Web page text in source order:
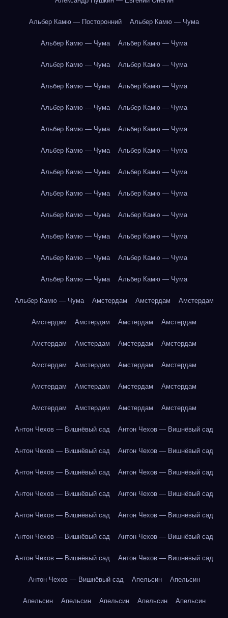
Альбер Камю — Посторонний Альбер Камю — Чума
Альбер Камю — Чума Альбер Камю — Чума
Альбер Камю — Чума Альбер Камю — Чума
Альбер Камю — Чума Альбер Камю — Чума
Альбер Камю — Чума Альбер Камю — Чума
Альбер Камю — Чума Альбер Камю — Чума
Альбер Камю — Чума Альбер Камю — Чума
Альбер Камю — Чума Альбер Камю — Чума
Альбер Камю — Чума Альбер Камю — Чума
Альбер Камю — Чума Альбер Камю — Чума
Альбер Камю — Чума Альбер Камю — Чума
Альбер Камю — Чума Альбер Камю — Чума
Альбер Камю — Чума Альбер Камю — Чума
Альбер Камю — Чума Амстердам Амстердам Амстердам
Амстердам Амстердам Амстердам Амстердам
Амстердам Амстердам Амстердам Амстердам
Амстердам Амстердам Амстердам Амстердам
Амстердам Амстердам Амстердам Амстердам
Амстердам Амстердам Амстердам Амстердам
Антон Чехов — Вишнёвый сад Антон Чехов — Вишнёвый сад
Антон Чехов — Вишнёвый сад Антон Чехов — Вишнёвый сад
Антон Чехов — Вишнёвый сад Антон Чехов — Вишнёвый сад
Антон Чехов — Вишнёвый сад Антон Чехов — Вишнёвый сад
Антон Чехов — Вишнёвый сад Антон Чехов — Вишнёвый сад
Антон Чехов — Вишнёвый сад Антон Чехов — Вишнёвый сад
Антон Чехов — Вишнёвый сад Антон Чехов — Вишнёвый сад
Антон Чехов — Вишнёвый сад Апельсин Апельсин
Апельсин Апельсин Апельсин Апельсин Апельсин